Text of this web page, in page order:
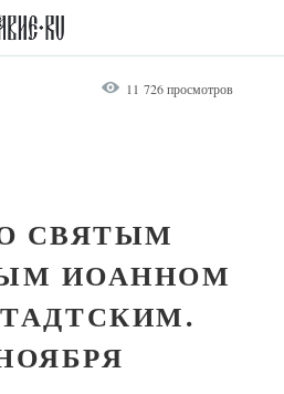
11 726 просмотров
СВЯТЫМ
ИОАННОМ